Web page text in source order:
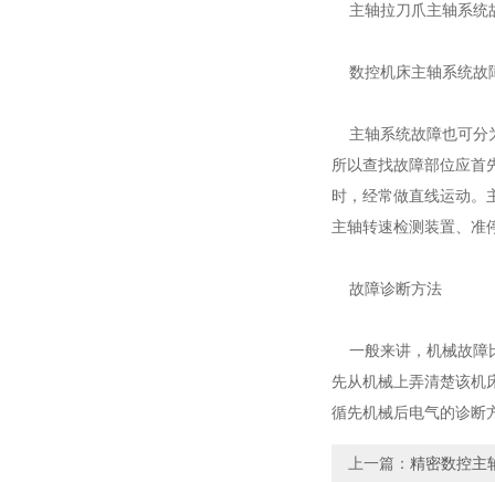
主轴拉刀爪主轴系统
数控机床主轴系统故
主轴系统故障也可分
所以查找故障部位应首
时，经常做直线运动。
主轴转速检测装置、准
故障诊断方法
一般来讲，机械故障
先从机械上弄清楚该机
循先机械后电气的诊断
上一篇： 精密数控主